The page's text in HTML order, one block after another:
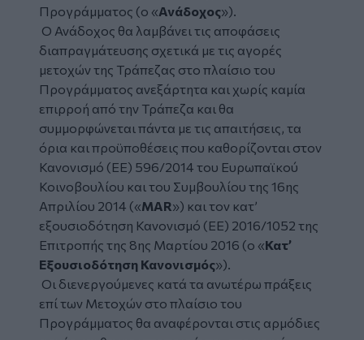
Προγράμματος (ο «Ανάδοχος»).
Ο Ανάδοχος θα λαμβάνει τις αποφάσεις
διαπραγμάτευσης σχετικά με τις αγορές
μετοχών της Τράπεζας στο πλαίσιο του
Προγράμματος ανεξάρτητα και χωρίς καμία
επιρροή από την Τράπεζα και θα
συμμορφώνεται πάντα με τις απαιτήσεις, τα
όρια και προϋποθέσεις που καθορίζονται στον
Κανονισμό (ΕΕ) 596/2014 του Ευρωπαϊκού
Κοινοβουλίου και του Συμβουλίου της 16ης
Απριλίου 2014 («MAR») και τον κατ’
εξουσιοδότηση Κανονισμό (ΕΕ) 2016/1052 της
Επιτροπής της 8ης Μαρτίου 2016 (ο «Κατ’
Εξουσιοδότηση Κανονισμός»).
Οι διενεργούμενες κατά τα ανωτέρω πράξεις
επί των Μετοχών στο πλαίσιο του
Προγράμματος θα αναφέρονται στις αρμόδιες